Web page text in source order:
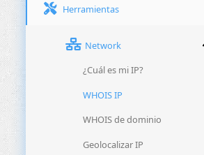
Herramientas
Network
¿Cuál es mi IP?
WHOIS IP
WHOIS de dominio
Geolocalizar IP